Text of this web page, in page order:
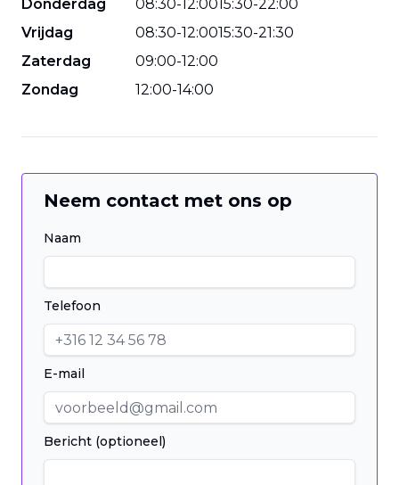
Donderdag
08:30-12:0015:30-22:00
Vrijdag
08:30-12:0015:30-21:30
Zaterdag
09:00-12:00
Zondag
12:00-14:00
Neem contact met ons op
Naam
Telefoon
E-mail
Bericht (optioneel)